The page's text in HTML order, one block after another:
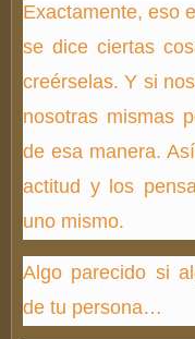
Exactamente, eso
se dice ciertas
creérselas. Y si
nosotras mismas
de esa manera.
actitud y los
uno mismo.
Algo parecido si
de tu persona…